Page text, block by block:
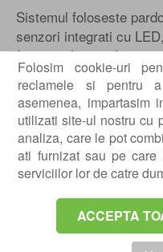
Folosim cookie-uri
reclamele si pentru
asemenea, impartasim
utilizati site-ul nostru cu
analiza, care le pot
ati furnizat sau pe
serviciilor lor de catre
ACCEPTA
Sistemul foloseste
senzori integrati cu
functionale si software-
atmosfera PRAMA,
salile de recuperare.
Muzica Prama
In National Center for
ca ascultarea unei
nu reduce doar
imbunatatirea calitatii
rezistentei si crearea